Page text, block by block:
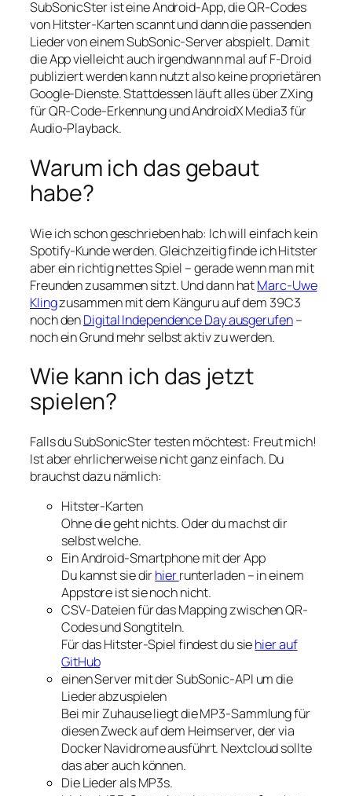
SubSonicSter ist eine Android-App, die QR-Codes
von Hitster-Karten scannt und dann die passenden
Lieder von einem SubSonic-Server abspielt. Damit
die App vielleicht auch irgendwann mal auf F-Droid
publiziert werden kann nutzt also keine proprietären
Google-Dienste. Stattdessen läuft alles über ZXing
für QR-Code-Erkennung und AndroidX Media3 für
Audio-Playback.
Warum ich das gebaut
habe?
Wie ich schon geschrieben hab: Ich will einfach kein
Spotify-Kunde werden. Gleichzeitig finde ich Hitster
aber ein richtig nettes Spiel – gerade wenn man mit
Freunden zusammen sitzt. Und dann hatMarc-Uwe
Klingzusammen mit dem Känguru auf dem 39C3
noch denDigital Independence Day ausgerufen–
noch ein Grund mehr selbst aktiv zu werden.
Wie kann ich das jetzt
spielen?
Falls du SubSonicSter testen möchtest: Freut mich!
Ist aber ehrlicherweise nicht ganz einfach. Du
brauchst dazu nämlich:
Hitster-Karten
Ohne die geht nichts. Oder du machst dir
selbst welche.
Ein Android-Smartphone mit der App
Du kannst sie dirhierrunterladen – in einem
Appstore ist sie noch nicht.
CSV-Dateien für das Mapping zwischen QR-
Codes und Songtiteln.
Für das Hitster-Spiel findest du siehier auf
GitHub
einen Server mit der SubSonic-API um die
Lieder abzuspielen
Bei mir Zuhause liegt die MP3-Sammlung für
diesen Zweck auf dem Heimserver, der via
Docker Navidrome ausführt. Nextcloud sollte
das aber auch können.
Die Lieder als MP3s.